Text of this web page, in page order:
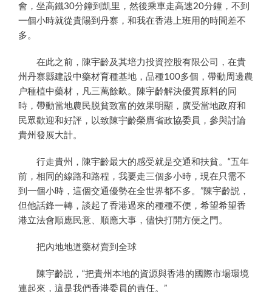
會，坐高鐵30分鐘到凱里，然後乘車走高速20分鐘，不到
一個小時就從貴陽到丹寨，和我在香港上班用的時間差不
多。
在此之前，陳宇齡及其培力投資控股有限公司，在貴
州丹寨縣建設中藥材育種基地，品種100多個，帶動周邊農
户種植中藥材，凡三萬餘畝。陳宇齡解決優質原料的同
時，帶動當地農民脱貧致富的效果明顯，廣受當地政府和
民眾歡迎和好評，以致陳宇齡榮膺省政協委員，參與討論
貴州發展大計。
行走貴州，陳宇齡最大的感受就是交通和扶貧。“五年
前，相同的線路和路程，我要走三個多小時，現在只需不
到一個小時，這個交通優勢在全世界都不多。”陳宇齡説，
但他話鋒一轉，談起了香港過來的種種不便，希望希望香
港立法會順應民意、順應大事，儘快打開方便之門。
把內地地道藥材賣到全球
陳宇齡説，“把貴州本地的資源與香港的國際市場環境
連起來，這是我們香港委員的責任。”